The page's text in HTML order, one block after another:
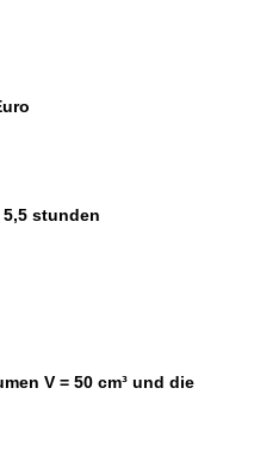
stunden
V = 50 cm³ und die